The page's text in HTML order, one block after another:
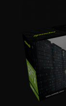
G-SYNC giúp
GPU, loại bỏ
quả là trải
đặc biệt ấn